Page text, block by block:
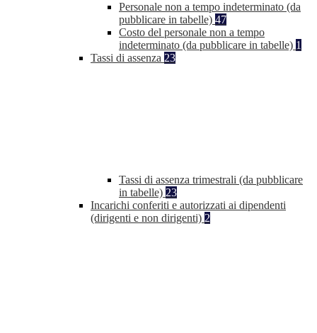
Personale non a tempo indeterminato (da
pubblicare in tabelle) 47
Costo del personale non a tempo
indeterminato (da pubblicare in tabelle) 1
Tassi di assenza 23
Tassi di assenza trimestrali (da pubblicare
in tabelle) 23
Incarichi conferiti e autorizzati ai dipendenti
(dirigenti e non dirigenti) 2